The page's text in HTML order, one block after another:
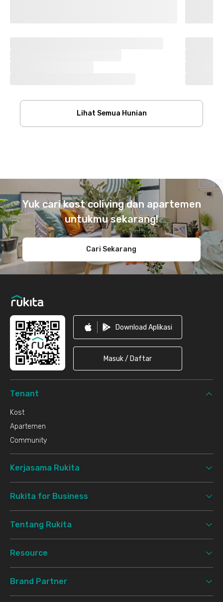
Lihat Semua Hunian
Yuk cari kost coliving dan apartemen
untukmu sekarang!
Cari Sekarang
Download Aplikasi
Masuk / Daftar
Tenant
Kost
Apartemen
Community
Kerjasama Rukita
Rukita for Business
Tentang Rukita
Resource
Brand Partner